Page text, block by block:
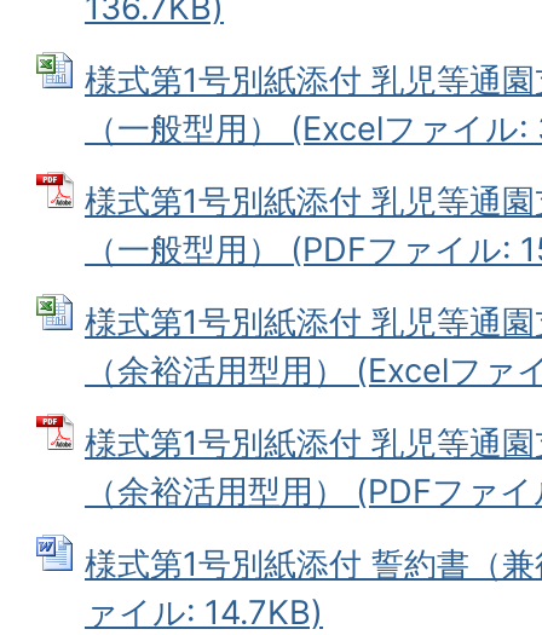
様式第1号別紙添付 乳児等通
（一般型用） (Excelファイル
様式第1号別紙添付 乳児等通
（一般型用） (PDFファイル:
様式第1号別紙添付 乳児等通
（余裕活用型用） (Excelファ
様式第1号別紙添付 乳児等通
（余裕活用型用） (PDFファ
様式第1号別紙添付 誓約書（
ァイル: 14.7KB)